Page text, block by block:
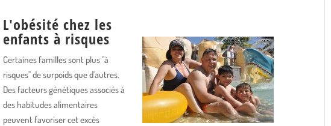
L'obésité chez les
enfants à risques
Certaines familles sont plus "à
risques" de surpoids que d'autres.
Des facteurs génétiques associés à
des habitudes alimentaires
peuvent favoriser cet excès